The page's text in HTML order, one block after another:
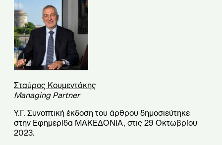
Σταύρος Κουμεντάκης
Managing Partner
Υ.Γ. Συνοπτική έκδοση του άρθρου δημοσιεύτηκε
στην Εφημερίδα ΜΑΚΕΔΟΝΙΑ, στις 29 Οκτωβρίου
2023.